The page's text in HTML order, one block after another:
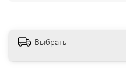
Выбрать